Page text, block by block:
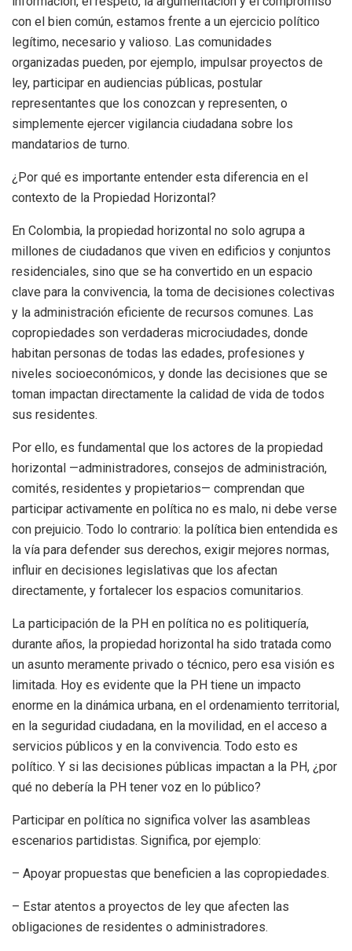
con el bien común, estamos frente a un ejercicio político
legítimo, necesario y valioso. Las comunidades
organizadas pueden, por ejemplo, impulsar proyectos de
ley, participar en audiencias públicas, postular
representantes que los conozcan y representen, o
simplemente ejercer vigilancia ciudadana sobre los
mandatarios de turno.
¿Por qué es importante entender esta diferencia en el
contexto de la Propiedad Horizontal?
En Colombia, la propiedad horizontal no solo agrupa a
millones de ciudadanos que viven en edificios y conjuntos
residenciales, sino que se ha convertido en un espacio
clave para la convivencia, la toma de decisiones colectivas
y la administración eficiente de recursos comunes. Las
copropiedades son verdaderas microciudades, donde
habitan personas de todas las edades, profesiones y
niveles socioeconómicos, y donde las decisiones que se
toman impactan directamente la calidad de vida de todos
sus residentes.
Por ello, es fundamental que los actores de la propiedad
horizontal —administradores, consejos de administración,
comités, residentes y propietarios— comprendan que
participar activamente en política no es malo, ni debe verse
con prejuicio. Todo lo contrario: la política bien entendida es
la vía para defender sus derechos, exigir mejores normas,
influir en decisiones legislativas que los afectan
directamente, y fortalecer los espacios comunitarios.
La participación de la PH en política no es politiquería,
durante años, la propiedad horizontal ha sido tratada como
un asunto meramente privado o técnico, pero esa visión es
limitada. Hoy es evidente que la PH tiene un impacto
enorme en la dinámica urbana, en el ordenamiento territorial,
en la seguridad ciudadana, en la movilidad, en el acceso a
servicios públicos y en la convivencia. Todo esto es
político. Y si las decisiones públicas impactan a la PH, ¿por
qué no debería la PH tener voz en lo público?
Participar en política no significa volver las asambleas
escenarios partidistas. Significa, por ejemplo:
– Apoyar propuestas que beneficien a las copropiedades.
– Estar atentos a proyectos de ley que afecten las
obligaciones de residentes o administradores.